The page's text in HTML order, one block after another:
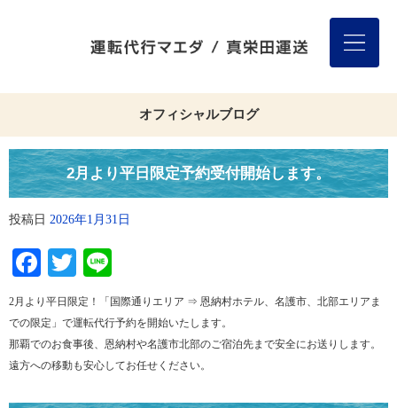
オフィシャルブログ
2月より平日限定予約受付開始します。
投稿日 2026年1月31日
Facebook
Twitter
2月より平日限定！「国際通りエリア ⇒ 恩納村ホテル、名護市、北部エリアま
での限定」で運転代行予約を開始いたします。
那覇でのお食事後、恩納村や名護市北部のご宿泊先まで安全にお送りします。
遠方への移動も安心してお任せください。